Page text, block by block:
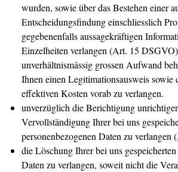
wurden, sowie über das Bestehen einer
Entscheidungsfindung einschliesslich
gegebenenfalls aussagekräftigen
Einzelheiten verlangen (Art. 15
unverhältnismässig grossen Aufwand
Ihnen einen Legitimationsausweis sowie
effektiven Kosten vorab zu verlangen.
unverzüglich die Berichtigung
Vervollständigung Ihrer bei uns
personenbezogenen Daten zu
die Löschung Ihrer bei uns
Daten zu verlangen, soweit nicht die